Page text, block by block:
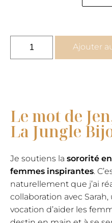
Inspire
Ajouter
Le mot de
La Jungle
Je soutiens la sororité
femmes inspirantes.
naturellement que j’ai
collaboration avec
vocation d’aider les